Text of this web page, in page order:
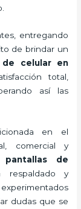
entregando
de brindar un
de celularen
total,
así las
en el
comercial y
pantallas de
respaldado y
dudas que se